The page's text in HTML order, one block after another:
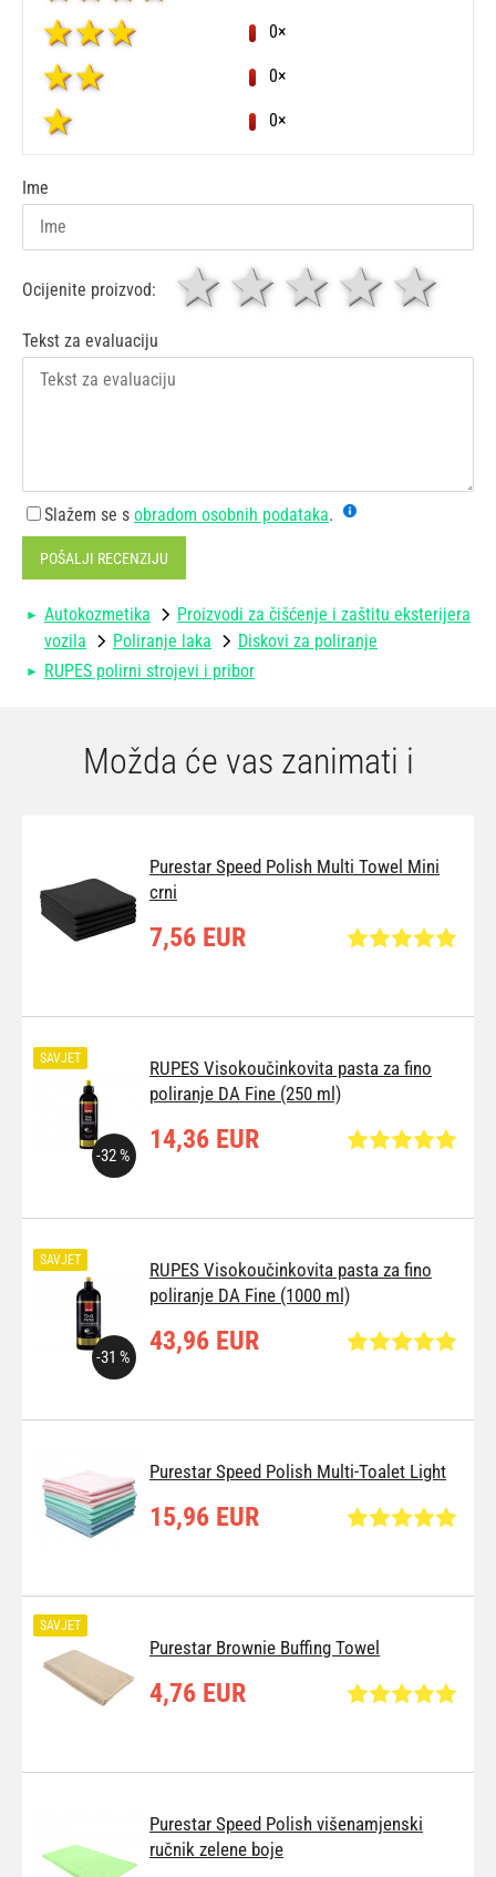
0×
0×
0×
Ime
Ocijenite proizvod: 4
3
zvjezdice
1 zvjezdica
Tekst za evaluaciju
Slažem se s obradom osobnih podataka.
POŠALJI RECENZIJU
Autokozmetika
Proizvodi za čišćenje i zaštitu eksterijera
vozila
Poliranje laka
Diskovi za poliranje
RUPES polirni strojevi i pribor
Možda će vas zanimati i
Purestar Speed Polish Multi Towel Mini
crni
7,56 EUR
RUPES Visokoučinkovita pasta za fino
poliranje DA Fine (250 ml)
-32 %
SAVJET
14,36 EUR
RUPES Visokoučinkovita pasta za fino
poliranje DA Fine (1000 ml)
-31 %
SAVJET
43,96 EUR
Purestar Speed Polish Multi-Toalet Light
15,96 EUR
Purestar Brownie Buffing Towel
SAVJET
4,76 EUR
Purestar Speed Polish višenamjenski
ručnik zelene boje